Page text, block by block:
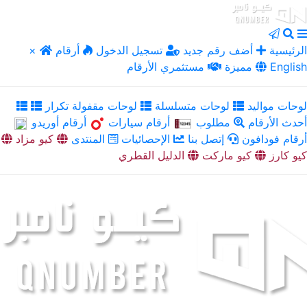
× الرئيسية أضف رقم جديد تسجيل الدخول
أرقام
مميزة
مستثمري الأرقام English
لوحات مواليد لوحات متسلسلة
لوحات مقفولة تكرار
أحدث الأرقام
مطلوب أرقام سيارات
أرقام أوريدو
أرقام فودافون
إتصل بنا الإحصائيات المنتدى
كيو مزاد
كيو كارز
كيو ماركت الدليل القطري